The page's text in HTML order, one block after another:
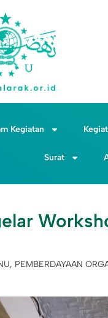
Kegiatan
Surat
, PEMBERDAYAAN